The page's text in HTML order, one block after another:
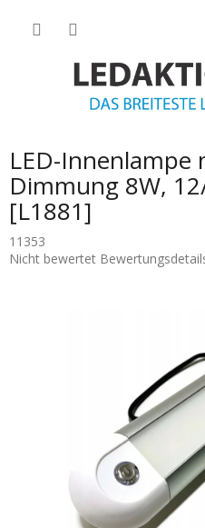
LED-Innenlampe
Dimmung 8W,
[L1881]
11353
Die
Nicht bewertet